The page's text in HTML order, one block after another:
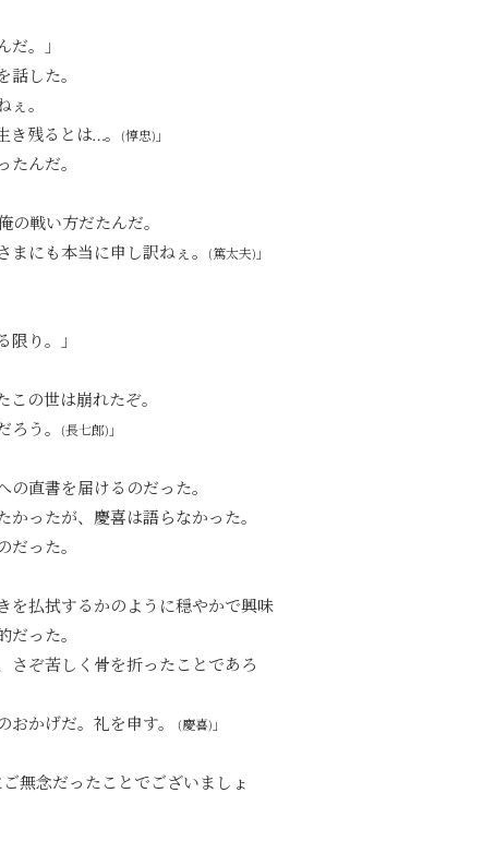
。」
した。
。
残るとは…。
(惇忠)」
んだ。
戦い方だたんだ。
にも本当に申し訳ねぇ。
(篤太夫)」
り。」
の世は崩れたぞ。
う。
(長七郎)」
直書を届けるのだった。
ったが、慶喜は語らなかった。
った。
を払拭するかのように穏やかで興味
った。
さぞ苦しく骨を折ったことであろ
かげだ。礼を申す。
(慶喜)」
無念だったことでございましょ